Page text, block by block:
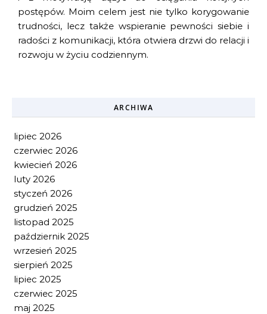
postępów. Moim celem jest nie tylko korygowanie
trudności, lecz także wspieranie pewności siebie i
radości z komunikacji, która otwiera drzwi do relacji i
rozwoju w życiu codziennym.
ARCHIWA
lipiec 2026
czerwiec 2026
kwiecień 2026
luty 2026
styczeń 2026
grudzień 2025
listopad 2025
październik 2025
wrzesień 2025
sierpień 2025
lipiec 2025
czerwiec 2025
maj 2025